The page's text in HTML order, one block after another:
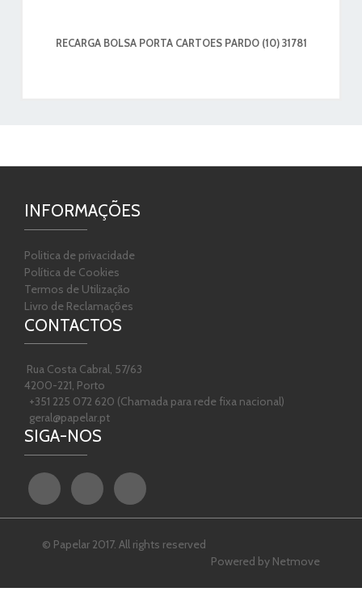
RECARGA BOLSA PORTA CARTOES PARDO (10) 31781
INFORMAÇÕES
Politica de privacidade
Política de Cookies
Termos de Utilização
Livro de Reclamações
CONTACTOS
Rua Costa Cabral, 57/63
4200-221, Porto
+351 225 072 620 (Chamada para rede fixa nacional)
geral@papelar.pt
SIGA-NOS
© Papelar 2017. All rights reserved
Powered by Netmove